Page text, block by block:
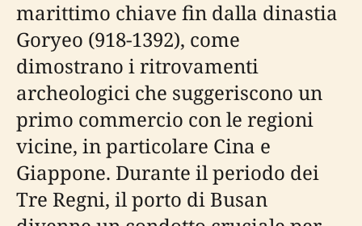
marittimo chiave fin dalla dinastia
Goryeo (918-1392), come
dimostrano i ritrovamenti
archeologici che suggeriscono un
primo commercio con le regioni
vicine, in particolare Cina e
Giappone. Durante il periodo dei
Tre Regni, il porto di Busan